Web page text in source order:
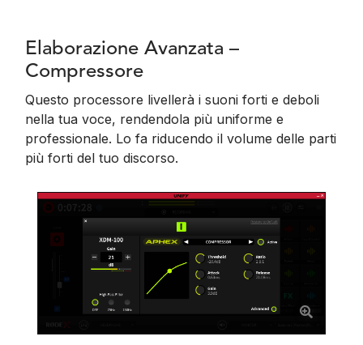
Elaborazione Avanzata –
Compressore
Questo processore livellerà i suoni forti e deboli
nella tua voce, rendendola più uniforme e
professionale. Lo fa riducendo il volume delle parti
più forti del tuo discorso.